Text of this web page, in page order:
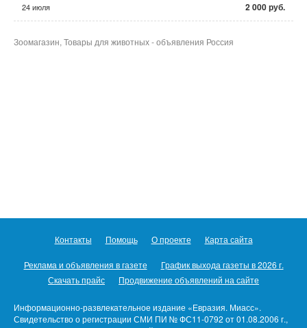
24 июля 2 000 руб.
Зоомагазин, Товары для животных - объявления Россия
Контакты Помощь О проекте Карта сайта
Реклама и объявления в газете
График выхода газеты в 2026 г.
Скачать прайс
Продвижение объявлений на сайте
Информационно-развлекательное издание «Евразия. Миасс».
Свидетельство о регистрации СМИ ПИ № ФС11-0792 от 01.08.2006 г.,